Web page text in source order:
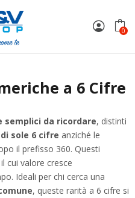
0
a 6 Cifre
semplici da ricordare, distinti
di sole 6 cifre anziché le
il prefisso 360. Questi
cui valore cresce
Ideali per chi cerca una
, queste rarità a 6 cifre si